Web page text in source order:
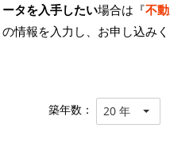
ータを入手したい場合は『不
の情報を入力し、お申し込みく
築年数： 20 年